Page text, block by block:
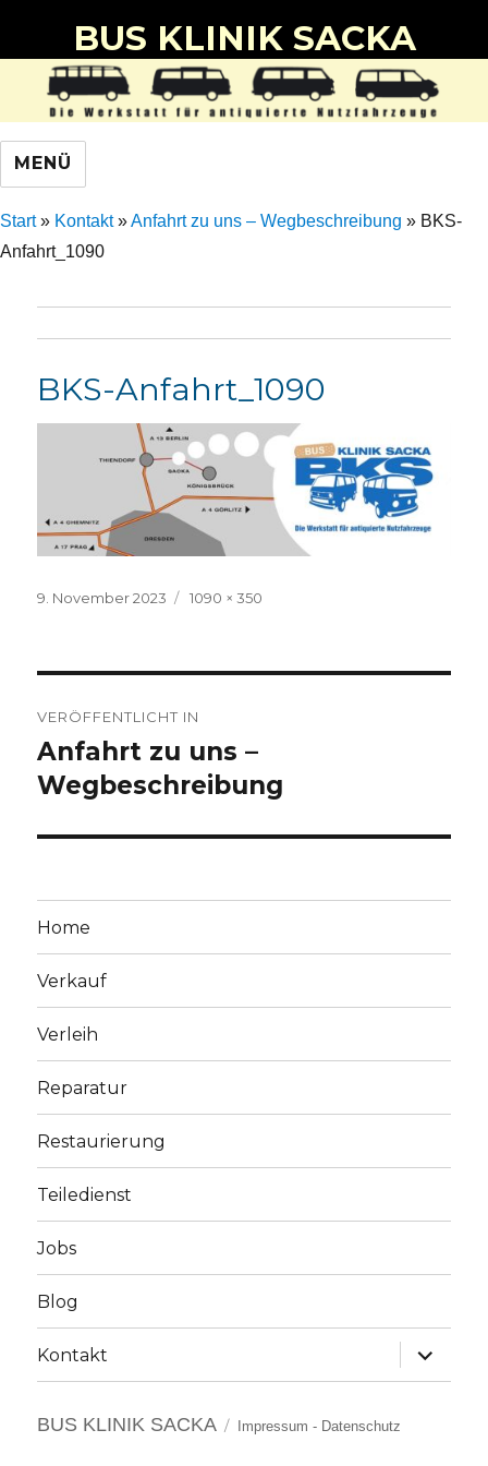
BUS KLINIK SACKA
MENÜ
Start» Kontakt»Anfahrt zu uns – Wegbeschreibung » BKS-
Anfahrt_1090
BKS-Anfahrt_1090
Veröffentlicht
9. November 2023
Volle
1090 × 350
VERÖFFENTLICHT IN
Anfahrt zu uns –
Wegbeschreibung
Home
Verkauf
Verleih
Reparatur
Restaurierung
Teiledienst
Jobs
Blog
Kontakt
BUS KLINIK SACKA Impressum - Datenschutz